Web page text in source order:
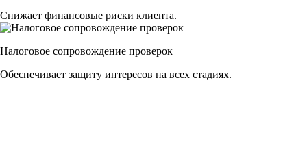
Снижает финансовые риски клиента.
Налоговое сопровождение проверок
Обеспечивает защиту интересов на всех стадиях.